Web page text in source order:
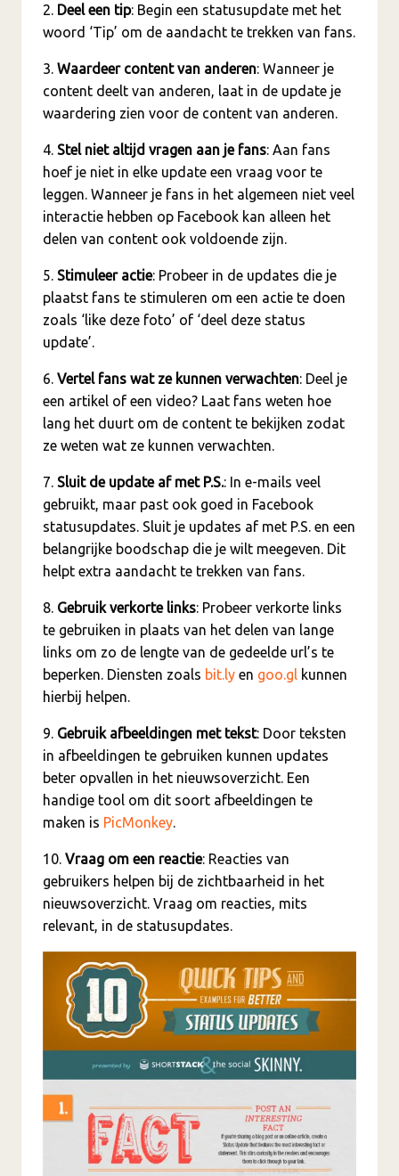
2. Deel een tip: Begin een statusupdate met het
woord ‘Tip’ om de aandacht te trekken van fans.
3. Waardeer content van anderen: Wanneer je
content deelt van anderen, laat in de update je
waardering zien voor de content van anderen.
4. Stel niet altijd vragen aan je fans: Aan fans
hoef je niet in elke update een vraag voor te
leggen. Wanneer je fans in het algemeen niet veel
interactie hebben op Facebook kan alleen het
delen van content ook voldoende zijn.
5. Stimuleer actie: Probeer in de updates die je
plaatst fans te stimuleren om een actie te doen
zoals ‘like deze foto’ of ‘deel deze status
update’.
6. Vertel fans wat ze kunnen verwachten: Deel je
een artikel of een video? Laat fans weten hoe
lang het duurt om de content te bekijken zodat
ze weten wat ze kunnen verwachten.
7. Sluit de update af met P.S.: In e-mails veel
gebruikt, maar past ook goed in Facebook
statusupdates. Sluit je updates af met P.S. en een
belangrijke boodschap die je wilt meegeven. Dit
helpt extra aandacht te trekken van fans.
8. Gebruik verkorte links: Probeer verkorte links
te gebruiken in plaats van het delen van lange
links om zo de lengte van de gedeelde url’s te
beperken. Diensten zoals bit.ly en goo.gl kunnen
hierbij helpen.
9. Gebruik afbeeldingen met tekst: Door teksten
in afbeeldingen te gebruiken kunnen updates
beter opvallen in het nieuwsoverzicht. Een
handige tool om dit soort afbeeldingen te
maken is PicMonkey.
10. Vraag om een reactie: Reacties van
gebruikers helpen bij de zichtbaarheid in het
nieuwsoverzicht. Vraag om reacties, mits
relevant, in de statusupdates.